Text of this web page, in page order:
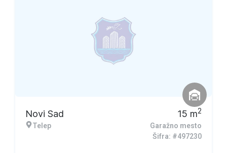
Novi Sad
Telep
15 m2
Garažno mesto
Šifra: #497230